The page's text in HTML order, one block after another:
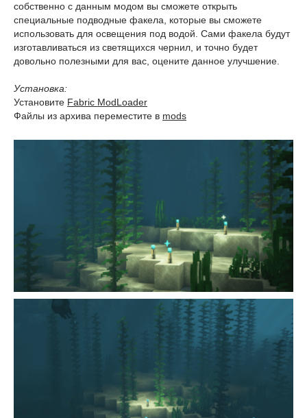
собственно с данным модом вы сможете открыть
специальные подводные факела, которые вы сможете
использовать для освещения под водой. Сами факела будут
изготавливаться из светящихся чернил, и точно будет
довольно полезными для вас, оцените данное улучшение.
Установка:
Установите Fabric ModLoader
Файлы из архива переместите в mods